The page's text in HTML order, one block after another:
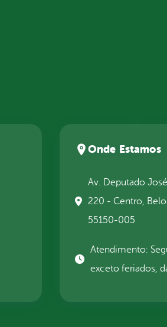
Onde Estamos
Av. Deputado
220 - Centro, Belo
55150-005
Atendimento:
exceto feriados,